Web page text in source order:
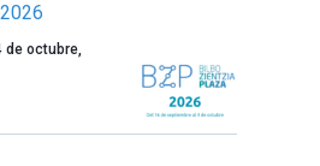
de octubre,